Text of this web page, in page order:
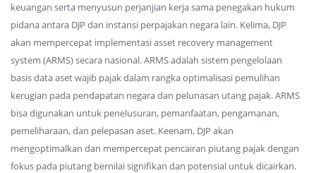
keuangan serta menyusun perjanjian kerja sama penegakan hukum
pidana antara DJP dan instansi perpajakan negara lain. Kelima, DJP
akan mempercepat implementasi asset recovery management
system (ARMS) secara nasional. ARMS adalah sistem pengelolaan
basis data aset wajib pajak dalam rangka optimalisasi pemulihan
kerugian pada pendapatan negara dan pelunasan utang pajak. ARMS
bisa digunakan untuk penelusuran, pemanfaatan, pengamanan,
pemeliharaan, dan pelepasan aset. Keenam, DJP akan
mengoptimalkan dan mempercepat pencairan piutang pajak dengan
fokus pada piutang bernilai signifikan dan potensial untuk dicairkan.